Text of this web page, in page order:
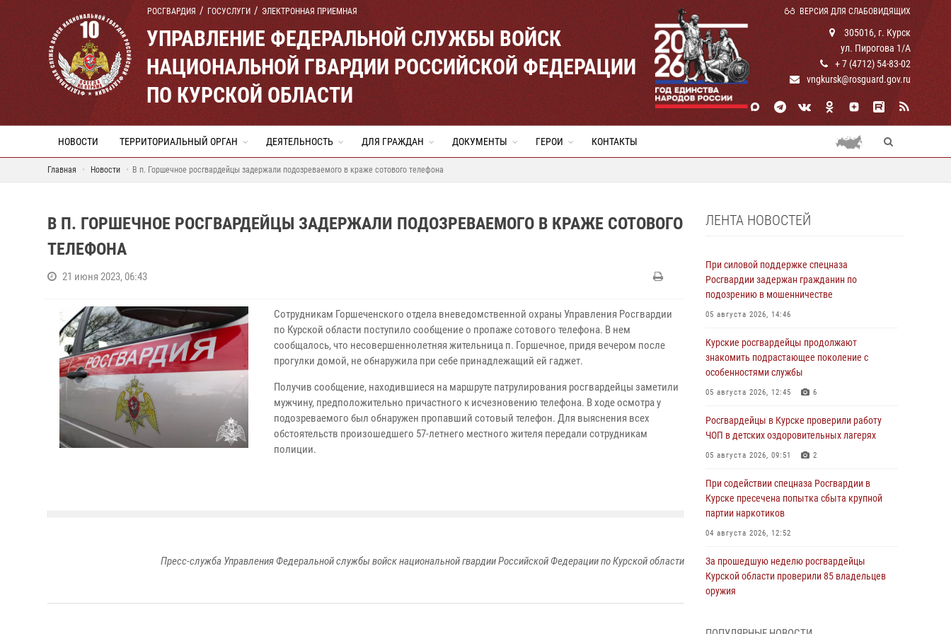
РОСГВАРДИЯ ГОСУСЛУГИ ЭЛЕКТРОННАЯ ПРИЕМНАЯ ВЕРСИЯ ДЛЯ СЛАБОВИДЯЩИХ
УПРАВЛЕНИЕ ФЕДЕРАЛЬНОЙ СЛУЖБЫ ВОЙСК
НАЦИОНАЛЬНОЙ ГВАРДИИ РОССИЙСКОЙ ФЕДЕРАЦИИ
ПО КУРСКОЙ ОБЛАСТИ
305016, г. Курск
ул. Пирогова 1/А
+ 7 (4712) 54-83-02
vngkursk@rosguard.gov.ru
НОВОСТИ ТЕРРИТОРИАЛЬНЫЙ ОРГАН ДЕЯТЕЛЬНОСТЬ ДЛЯ ГРАЖДАН ДОКУМЕНТЫ ГЕРОИ КОНТАКТЫ
Главная Новости В п. Горшечное росгвардейцы задержали подозреваемого в краже сотового телефона
В П. ГОРШЕЧНОЕ РОСГВАРДЕЙЦЫ ЗАДЕРЖАЛИ ПОДОЗРЕВАЕМОГО В КРАЖЕ СОТОВОГО
ТЕЛЕФОНА
21 июня 2023, 06:43
Сотрудникам Горшеченского отдела вневедомственной охраны Управления Росгвардии
по Курской области поступило сообщение о пропаже сотового телефона. В нем
сообщалось, что несовершеннолетняя жительница п. Горшечное, придя вечером после
прогулки домой, не обнаружила при себе принадлежащий ей гаджет.
Получив сообщение, находившиеся на маршруте патрулирования росгвардейцы заметили
мужчину, предположительно причастного к исчезновению телефона. В ходе осмотра у
подозреваемого был обнаружен пропавший сотовый телефон. Для выяснения всех
обстоятельств произошедшего 57-летнего местного жителя передали сотрудникам
полиции.
Пресс-служба Управления Федеральной службы войск национальной гвардии Российской Федерации по Курской области
ЛЕНТА НОВОСТЕЙ
При силовой поддержке спецназа
Росгвардии задержан гражданин по
подозрению в мошенничестве
05 августа 2026, 14:46
Курские росгвардейцы продолжают
знакомить подрастающее поколение с
особенностями службы
05 августа 2026, 12:45 6
Росгвардейцы в Курске проверили работу
ЧОП в детских оздоровительных лагерях
05 августа 2026, 09:51 2
При содействии спецназа Росгвардии в
Курске пресечена попытка сбыта крупной
партии наркотиков
04 августа 2026, 12:52
За прошедшую неделю росгвардейцы
Курской области проверили 85 владельцев
оружия